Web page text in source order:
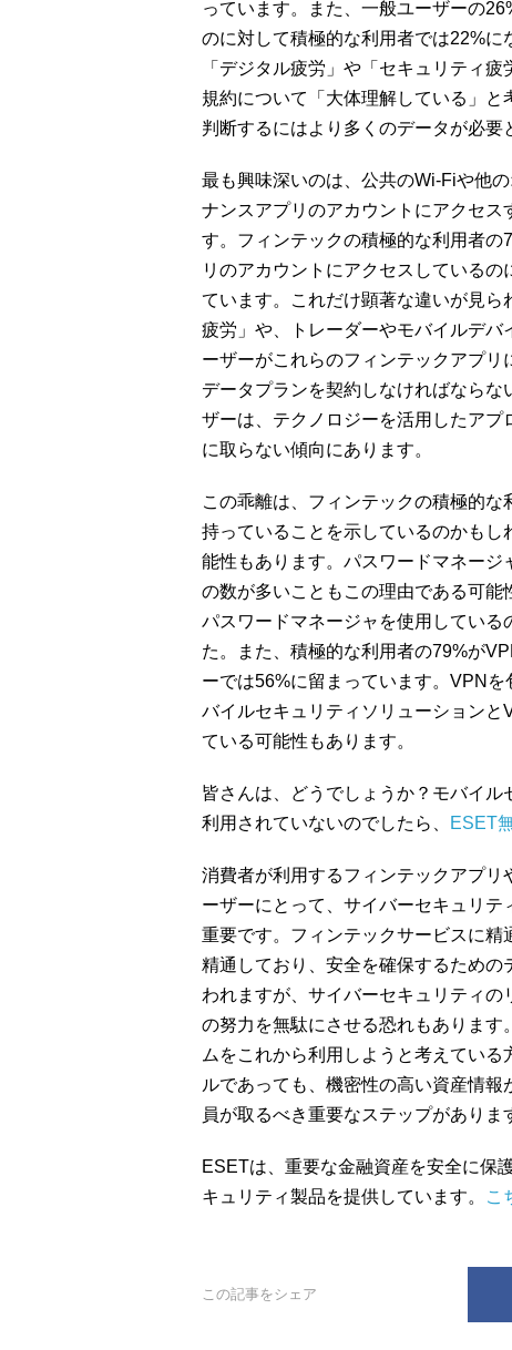
っています。また、一般ユーザーの
のに対して積極的な利用者では22%に
「デジタル疲労」や「セキュリティ
規約について「大体理解している」と
判断するにはより多くのデータが必要
最も興味深いのは、公共のWi-Fiや他
ナンスアプリのアカウントにアクセ
す。フィンテックの積極的な利用者
リのアカウントにアクセスしている
ています。これだけ顕著な違いが見ら
疲労」や、トレーダーやモバイルデ
ーザーがこれらのフィンテックアプ
データプランを契約しなければなら
ザーは、テクノロジーを活用したア
に取らない傾向にあります。
この乖離は、フィンテックの積極的
持っていることを示しているのかも
能性もあります。パスワードマネー
の数が多いこともこの理由である可
パスワードマネージャを使用してい
た。また、積極的な利用者の79%が
ーでは56%に留まっています。VPN
バイルセキュリティソリューションと
ている可能性もあります。
皆さんは、どうでしょうか？モバイ
利用されていないのでしたら、
ESET
消費者が利用するフィンテックアプ
ーザーにとって、サイバーセキュリ
重要です。フィンテックサービスに
精通しており、安全を確保するため
われますが、サイバーセキュリティ
の努力を無駄にさせる恐れもありま
ムをこれから利用しようと考えてい
ルであっても、機密性の高い資産情
員が取るべき重要なステップがありま
ESETは、重要な金融資産を安全に保
キュリティ製品を提供しています。
こ
この記事をシェア